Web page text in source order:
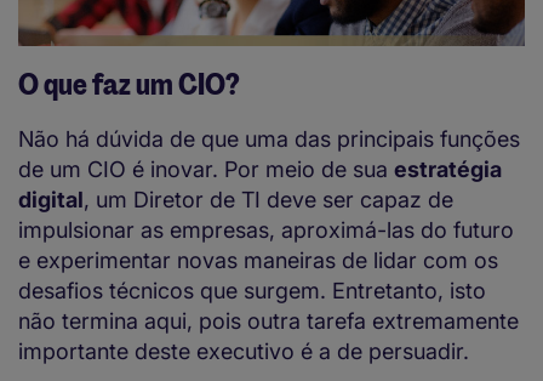
O que faz um CIO?
Não há dúvida de que uma das principais funções
de um CIO é inovar. Por meio de sua estratégia
digital, um Diretor de TI deve ser capaz de
impulsionar as empresas, aproximá-las do futuro
e experimentar novas maneiras de lidar com os
desafios técnicos que surgem. Entretanto, isto
não termina aqui, pois outra tarefa extremamente
importante deste executivo é a de persuadir.